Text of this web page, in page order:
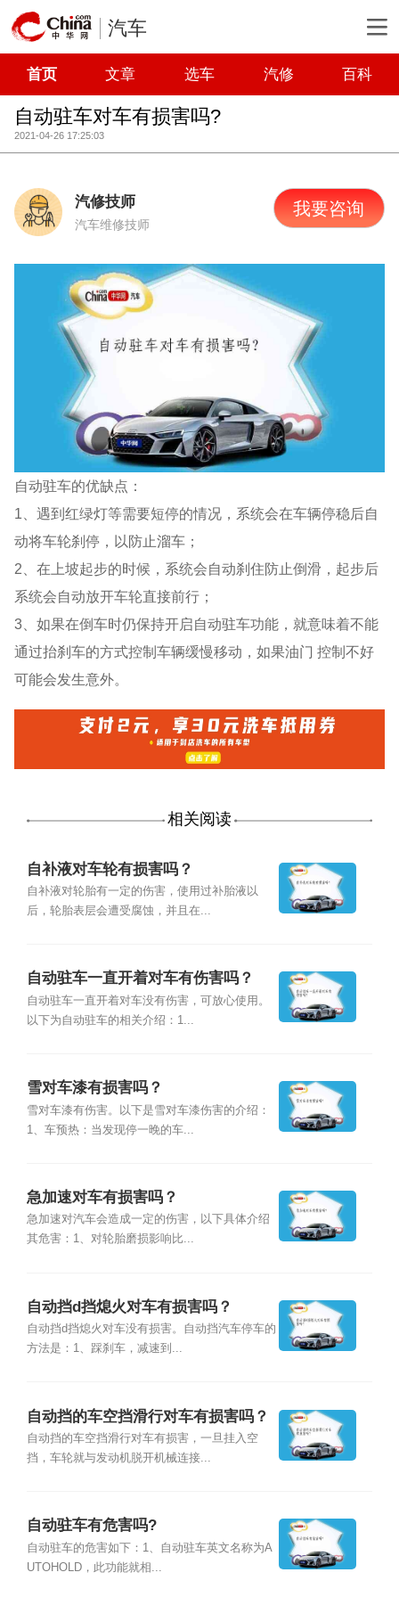
汽车
首页 文章 选车 汽修 百科
自动驻车对车有损害吗?
2021-04-26 17:25:03
汽修技师
汽车维修技师
我要咨询
自动驻车的优缺点：
1、遇到红绿灯等需要短停的情况，系统会在车辆停稳后自
动将车轮刹停，以防止溜车；
2、在上坡起步的时候，系统会自动刹住防止倒滑，起步后
系统会自动放开车轮直接前行；
3、如果在倒车时仍保持开启自动驻车功能，就意味着不能
通过抬刹车的方式控制车辆缓慢移动，如果油门 控制不好
可能会发生意外。
相关阅读
自补液对车轮有损害吗？
自补液对轮胎有一定的伤害，使用过补胎液以
后，轮胎表层会遭受腐蚀，并且在...
自动驻车一直开着对车有伤害吗？
自动驻车一直开着对车没有伤害，可放心使用。
以下为自动驻车的相关介绍：1...
雪对车漆有损害吗？
雪对车漆有伤害。以下是雪对车漆伤害的介绍：
1、车预热：当发现停一晚的车...
急加速对车有损害吗？
急加速对汽车会造成一定的伤害，以下具体介绍
其危害：1、对轮胎磨损影响比...
自动挡d挡熄火对车有损害吗？
自动挡d挡熄火对车没有损害。自动挡汽车停车的
方法是：1、踩刹车，减速到...
自动挡的车空挡滑行对车有损害吗？
自动挡的车空挡滑行对车有损害，一旦挂入空
挡，车轮就与发动机脱开机械连接...
自动驻车有危害吗?
自动驻车的危害如下：1、自动驻车英文名称为A
UTOHOLD，此功能就相...